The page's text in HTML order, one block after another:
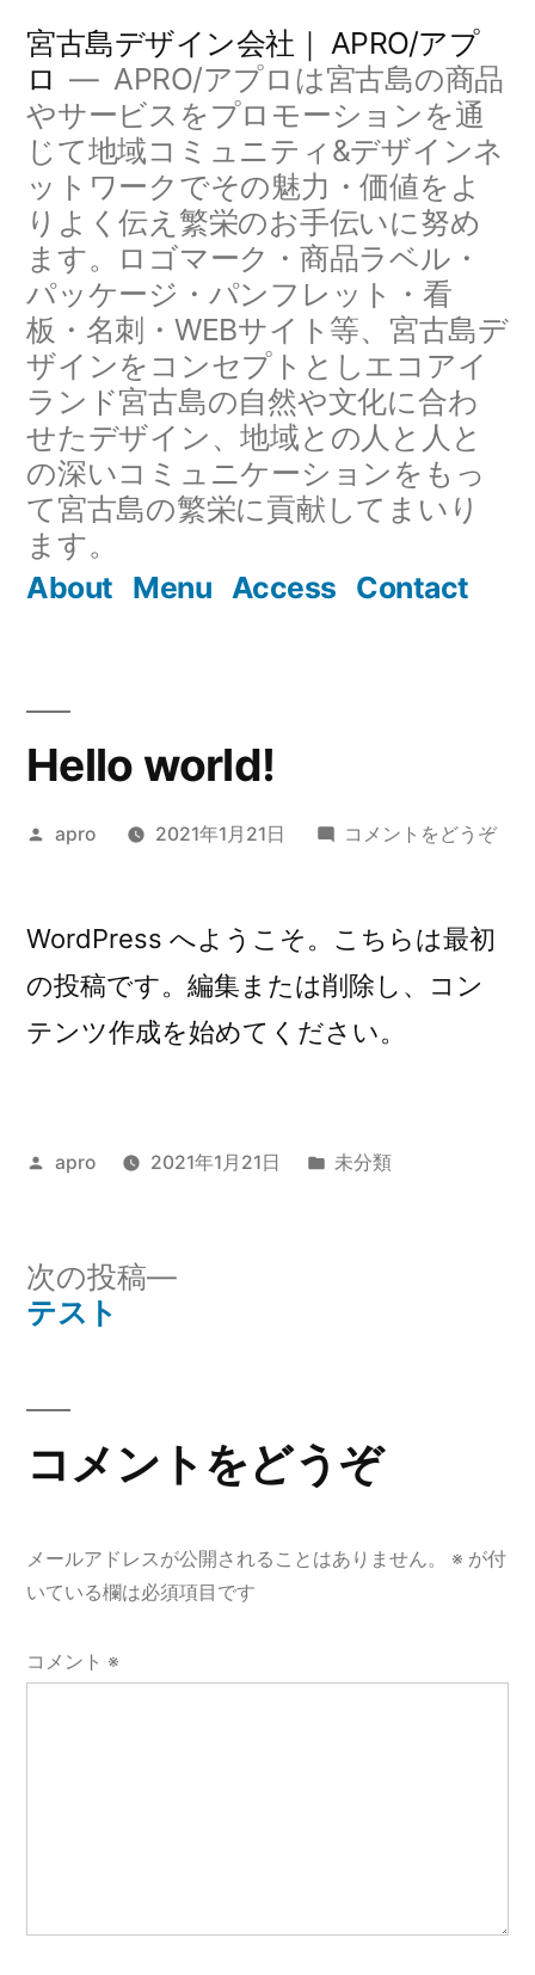
宮古島デザイン会社｜ APRO/アプ
ロ
APRO/アプロは宮古島の商品
やサービスをプロモーションを通
じて地域コミュニティ&デザインネ
ットワークでその魅力・価値をよ
りよく伝え繁栄のお手伝いに努め
ます。ロゴマーク・商品ラベル・
パッケージ・パンフレット・看
板・名刺・WEBサイト等、宮古島デ
ザインをコンセプトとしエコアイ
ランド宮古島の自然や文化に合わ
せたデザイン、地域との人と人と
の深いコミュニケーションをもっ
て宮古島の繁栄に貢献してまいり
ます。
About Menu Access Contact
Hello world!
投
apro 2021年1月21日 コメントをどうぞ
WordPress へようこそ。こちらは最初
の投稿です。編集または削除し、コン
テンツ作成を始めてください。
投
apro 2021年1月21日
カ
未分類
投
ナ
ビ
ゲ
ー
シ
次の投稿
次
テスト
コメントをどうぞ
メールアドレスが公開されることはありません。 ※ が付
いている欄は必須項目です
コメント ※